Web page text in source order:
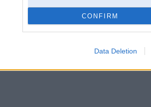
CONFIRM
Data Deletion